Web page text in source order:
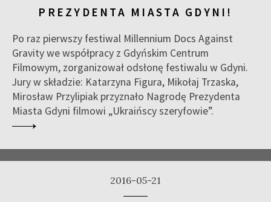
PREZYDENTA MIASTA GDYNI!
Po raz pierwszy festiwal Millennium Docs Against
Gravity we współpracy z Gdyńskim Centrum
Filmowym, zorganizował odsłonę festiwalu w Gdyni.
Jury w składzie: Katarzyna Figura, Mikołaj Trzaska,
Mirosław Przylipiak przyznało Nagrodę Prezydenta
Miasta Gdyni filmowi „Ukraińscy szeryfowie”.
2016-05-21